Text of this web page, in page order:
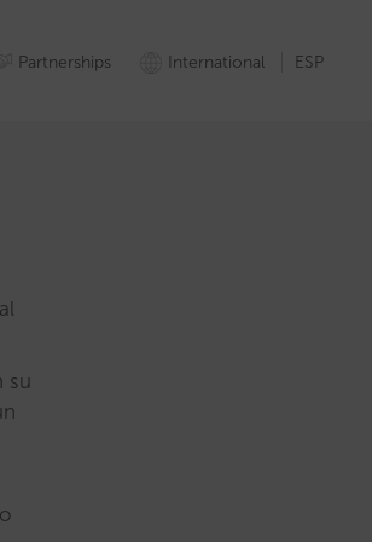
Partnerships International ESP
su